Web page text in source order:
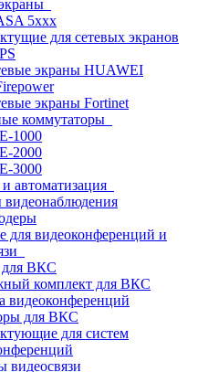
5xxx
для сетевых экранов
экраны HUAWEI
экраны Fortinet
коммутаторы
1000
2000
3000
автоматизация
для видеоконференций и
для ВКС
комплект для ВКС
видеоконференций
для ВКС
для систем
видеосвязи